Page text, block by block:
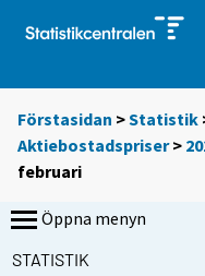
Förstasidan >Statistik
Aktiebostadspriser>
februari
Öppna menyn
STATISTIK